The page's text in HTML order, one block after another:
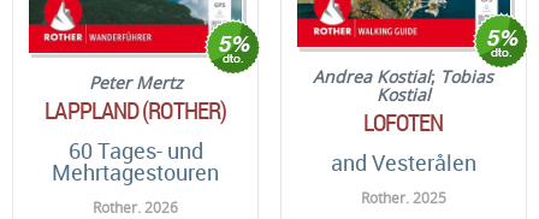
Peter Mertz
LAPPLAND (ROTHER)
60 Tages- und
Mehrtagestouren
Rother. 2026
Andrea Kostial; Tobias
Kostial
LOFOTEN
and Vesterålen
Rother. 2025